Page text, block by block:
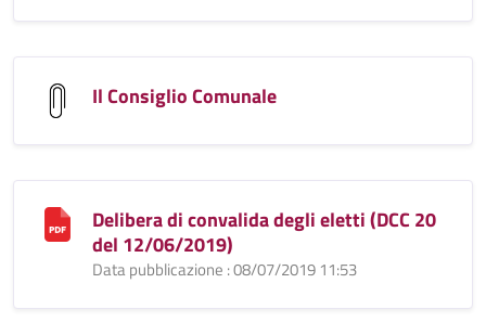
Il Consiglio Comunale
Delibera di convalida degli eletti (DCC 20
del 12/06/2019)
Data pubblicazione : 08/07/2019 11:53